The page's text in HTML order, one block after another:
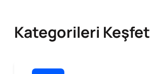
Kategorileri Keşfet